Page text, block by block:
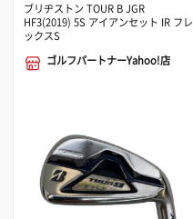
ブリヂストン TOUR B JGR
HF3(2019) 5S アイアンセット IR フレ
ックスS
ゴルフパートナーYahoo!店